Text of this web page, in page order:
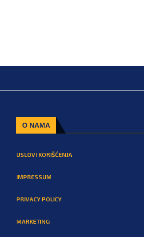
O NAMA
USLOVI KORIŠĆENJA
IMPRESSUM
PRIVACY POLICY
MARKETING